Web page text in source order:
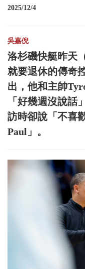
2025/12/4
吳嘉倪
洛杉磯快艇昨天
就要退休的傳奇
出，他和主帥
「好幾週沒說話
訪時卻說「不喜
Paul」。